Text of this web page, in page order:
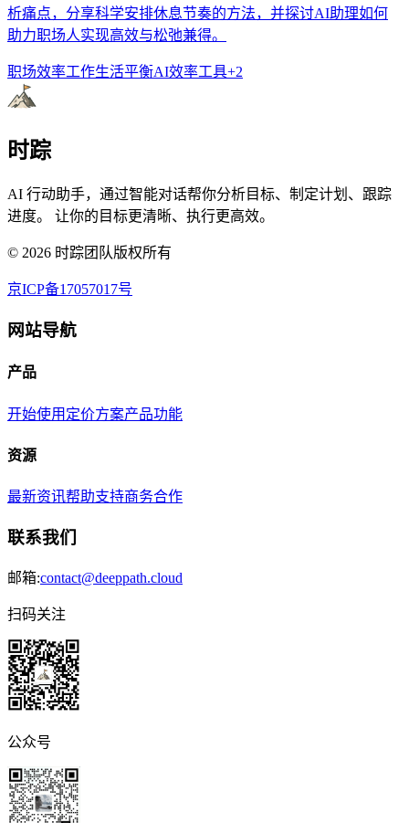
析痛点，分享科学安排休息节奏的方法，并探讨AI助理如何
助力职场人实现高效与松弛兼得。
职场效率工作生活平衡AI效率工具+2
时踪
AI 行动助手，通过智能对话帮你分析目标、制定计划、跟踪
进度。 让你的目标更清晰、执行更高效。
© 2026 时踪团队版权所有
京ICP备17057017号
网站导航
产品
开始使用 定价方案产品功能
资源
最新资讯帮助支持商务合作
联系我们
邮箱:contact@deeppath.cloud
扫码关注
公众号